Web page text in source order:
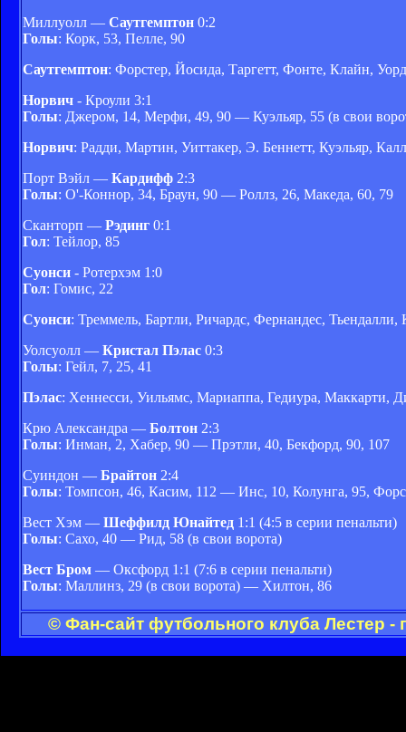
Миллуолл — Саутгемптон 0:2
Голы: Корк, 53, Пелле, 90
Саутгемптон: Форстер, Йосида, Таргетт, Фонте, Клайн,
Норвич - Кроули 3:1
Голы: Джером, 14, Мерфи, 49, 90 — Куэльяр, 55 (в свои
Норвич: Радди, Мартин, Уиттакер, Э. Беннетт, Куэльяр,
Порт Вэйл — Кардифф 2:3
Голы: О'-Коннор, 34, Браун, 90 — Роллз, 26, Македа, 60, 79
Сканторп — Рэдинг 0:1
Гол: Тейлор, 85
Суонси - Ротерхэм 1:0
Гол: Гомис, 22
Суонси: Треммель, Бартли, Ричардс, Фернандес,
Уолсуолл — Кристал Пэлас 0:3
Голы: Гейл, 7, 25, 41
Пэлас: Хеннесси, Уильямс, Мариаппа, Гедиура, Маккарти,
Крю Александра — Болтон 2:3
Голы: Инман, 2, Хабер, 90 — Прэтли, 40, Бекфорд, 90, 107
Суиндон — Брайтон 2:4
Голы: Томпсон, 46, Касим, 112 — Инс, 10, Колунга, 95,
Вест Хэм — Шеффилд Юнайтед 1:1 (4:5 в серии пенальти)
Голы: Сахо, 40 — Рид, 58 (в свои ворота)
Вест Бром — Оксфорд 1:1 (7:6 в серии пенальти)
Голы: Маллинз, 29 (в свои ворота) — Хилтон, 86
© Фан-сайт футбольного клуба Лестер